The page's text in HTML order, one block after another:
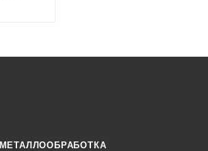
МЕТАЛЛООБРАБОТКА